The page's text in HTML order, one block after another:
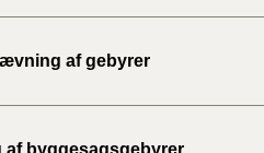
BR18
af gebyrer
byggesagsgebyrer